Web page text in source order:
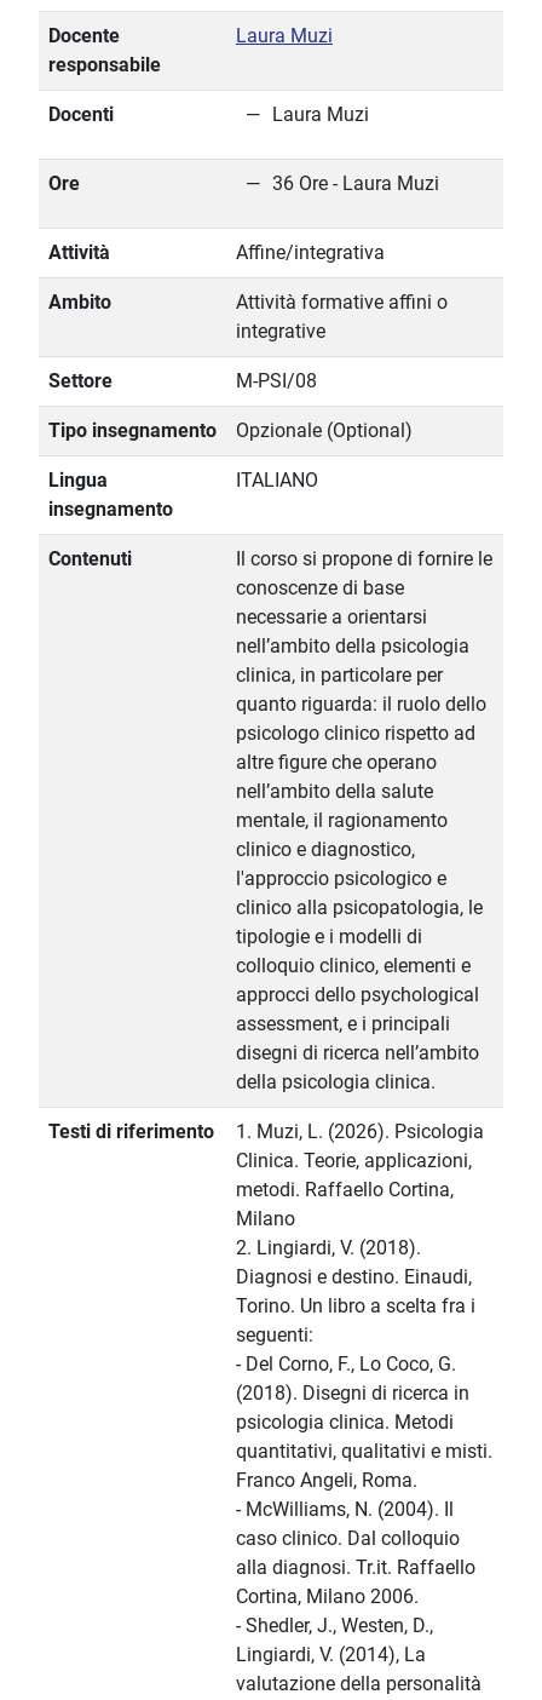
Docente
responsabile
Laura Muzi
Docenti Laura Muzi
Ore 36 Ore - Laura Muzi
Attività Affine/integrativa
Ambito
Attività formative affini o
integrative
Settore M-PSI/08
Tipo insegnamento Opzionale (Optional)
Lingua
insegnamento
ITALIANO
Contenuti
Il corso si propone di fornire le
conoscenze di base
necessarie a orientarsi
nell’ambito della psicologia
clinica, in particolare per
quanto riguarda: il ruolo dello
psicologo clinico rispetto ad
altre figure che operano
nell’ambito della salute
mentale, il ragionamento
clinico e diagnostico,
l'approccio psicologico e
clinico alla psicopatologia, le
tipologie e i modelli di
colloquio clinico, elementi e
approcci dello psychological
assessment, e i principali
disegni di ricerca nell’ambito
della psicologia clinica.
Testi di riferimento
1. Muzi, L. (2026). Psicologia
Clinica. Teorie, applicazioni,
metodi. Raffaello Cortina,
Milano
2. Lingiardi, V. (2018).
Diagnosi e destino. Einaudi,
Torino. Un libro a scelta fra i
seguenti:
- Del Corno, F., Lo Coco, G.
(2018). Disegni di ricerca in
psicologia clinica. Metodi
quantitativi, qualitativi e misti.
Franco Angeli, Roma.
- McWilliams, N. (2004). Il
caso clinico. Dal colloquio
alla diagnosi. Tr.it. Raffaello
Cortina, Milano 2006.
- Shedler, J., Westen, D.,
Lingiardi, V. (2014), La
valutazione della personalità